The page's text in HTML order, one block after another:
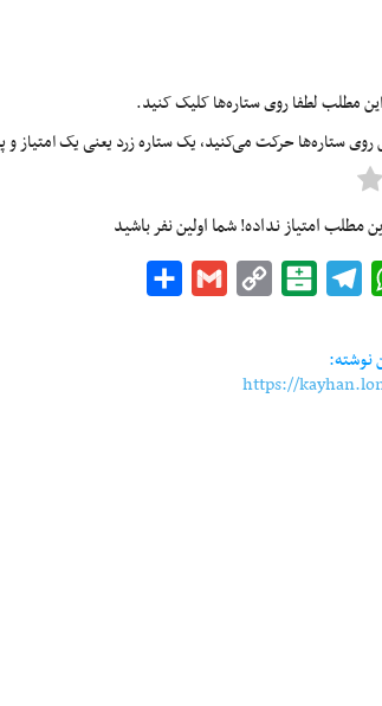
این مطلب لطفا روی ستاره‌ها کلیک کنید.
ستاره‌ها حرکت می‌کنید، یک ستاره زرد یعنی یک امتیاز و
مطلب امتیاز نداده! شما اولین نفر باشید
WhatsApp
Telegram
Balatarin
Copy
Gmail
نوشته:
https://